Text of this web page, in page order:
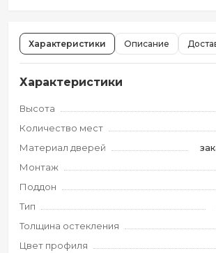
Характеристики Описание
Характеристики
Высота
Количество мест
Материал дверей
Монтаж
Поддон
Тип
Толщина остекления
Цвет профиля